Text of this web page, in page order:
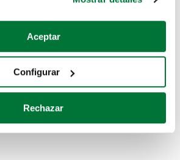
quisiéramos:
sobre su ubicación geográfica
analizándolo activamente
específicas (huellas
sobre cómo se procesan sus
Aceptar
Configurar
Rechazar
mano